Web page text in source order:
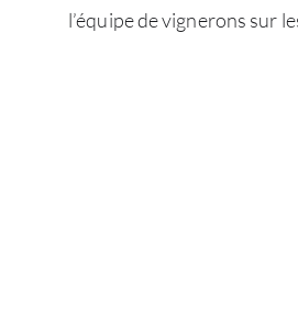
l’équipe de vignerons sur